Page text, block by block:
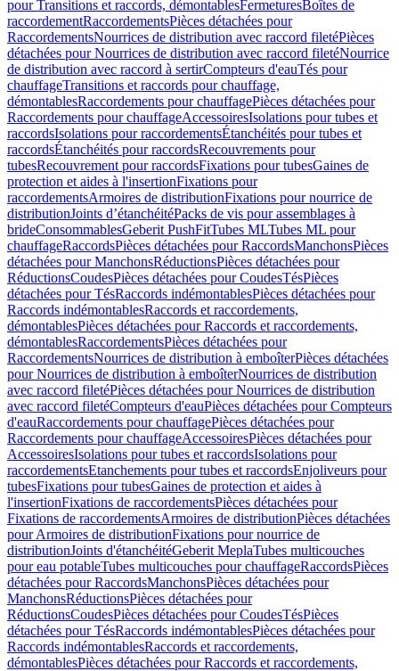
pour Transitions et raccords, démontablesFermeturesBoîtes de
raccordementRaccordementsPièces détachées pour
RaccordementsNourrices de distribution avec raccord filetéPièces
détachées pour Nourrices de distribution avec raccord filetéNourrice
de distribution avec raccord à sertirCompteurs d'eauTés pour
chauffageTransitions et raccords pour chauffage,
démontablesRaccordements pour chauffagePièces détachées pour
Raccordements pour chauffageAccessoiresIsolations pour tubes et
raccordsIsolations pour raccordementsÉtanchéités pour tubes et
raccordsÉtanchéités pour raccordsRecouvrements pour
tubesRecouvrement pour raccordsFixations pour tubesGaines de
protection et aides à l'insertionFixations pour
raccordementsArmoires de distributionFixations pour nourrice de
distributionJoints d’étanchéitéPacks de vis pour assemblages à
brideConsommablesGeberit PushFitTubes MLTubes ML pour
chauffageRaccordsPièces détachées pour RaccordsManchonsPièces
détachées pour ManchonsRéductionsPièces détachées pour
RéductionsCoudesPièces détachées pour CoudesTésPièces
détachées pour TésRaccords indémontablesPièces détachées pour
Raccords indémontablesRaccords et raccordements,
démontablesPièces détachées pour Raccords et raccordements,
démontablesRaccordementsPièces détachées pour
RaccordementsNourrices de distribution à emboîterPièces détachées
pour Nourrices de distribution à emboîterNourrices de distribution
avec raccord filetéPièces détachées pour Nourrices de distribution
avec raccord filetéCompteurs d'eauPièces détachées pour Compteurs
d'eauRaccordements pour chauffagePièces détachées pour
Raccordements pour chauffageAccessoiresPièces détachées pour
AccessoiresIsolations pour tubes et raccordsIsolations pour
raccordementsEtanchements pour tubes et raccordsEnjoliveurs pour
tubesFixations pour tubesGaines de protection et aides à
l'insertionFixations de raccordementsPièces détachées pour
Fixations de raccordementsArmoires de distributionPièces détachées
pour Armoires de distributionFixations pour nourrice de
distributionJoints d'étanchéitéGeberit MeplaTubes multicouches
pour eau potableTubes multicouches pour chauffageRaccordsPièces
détachées pour RaccordsManchonsPièces détachées pour
ManchonsRéductionsPièces détachées pour
RéductionsCoudesPièces détachées pour CoudesTésPièces
détachées pour TésRaccords indémontablesPièces détachées pour
Raccords indémontablesRaccords et raccordements,
démontablesPièces détachées pour Raccords et raccordements,